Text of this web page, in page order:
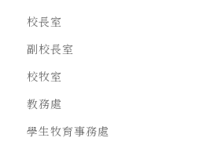
校長室
副校長室
校牧室
教務處
學生牧育事務處